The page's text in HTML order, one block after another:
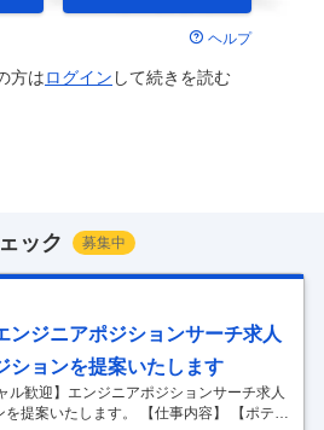
ヘルプ
方はログイン して続きを読む
ック 募集中
ンジニアポジションサーチ求人
ションを提案いたします
ル歓迎】エンジニアポジションサーチ求人
提案いたします。 【仕事内容】 【ポテン